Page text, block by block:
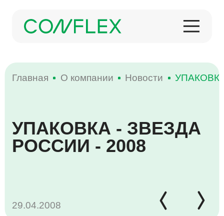
ИСТОРИЯ
ПРОДУКЦИЯ
КОНДИТЕРСКИЕ ИЗДЕЛИЯ
МЕРОПРИЯТИЯ
Главная О компании Новости
УПАКОВКА - ЗВЕЗДА
РОССИИ - 2008
29.04.2008